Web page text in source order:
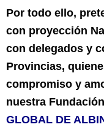
Por todo ello,
con proyección
con delegados y
Provincias,
compromiso y
nuestra
GLOBAL DE